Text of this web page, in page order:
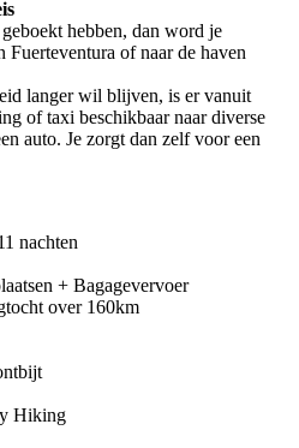
hebben, dan word je
of naar de haven
langer wil blijven, is er vanuit
of taxi beschikbaar naar diverse
auto. Je zorgt dan zelf voor een
nachten
+ Bagagevervoer
over 160km
Hiking